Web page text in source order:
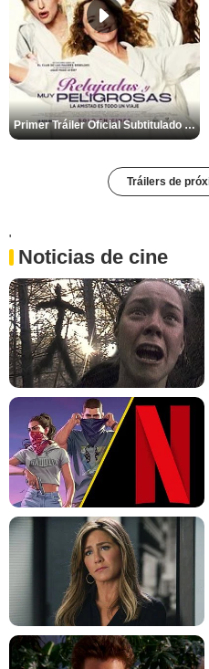
Primer Tráiler Oficial Subtitulado de 'Relajadas y Muy Peligrosas'
Tráilers de
'
Noticias de cine